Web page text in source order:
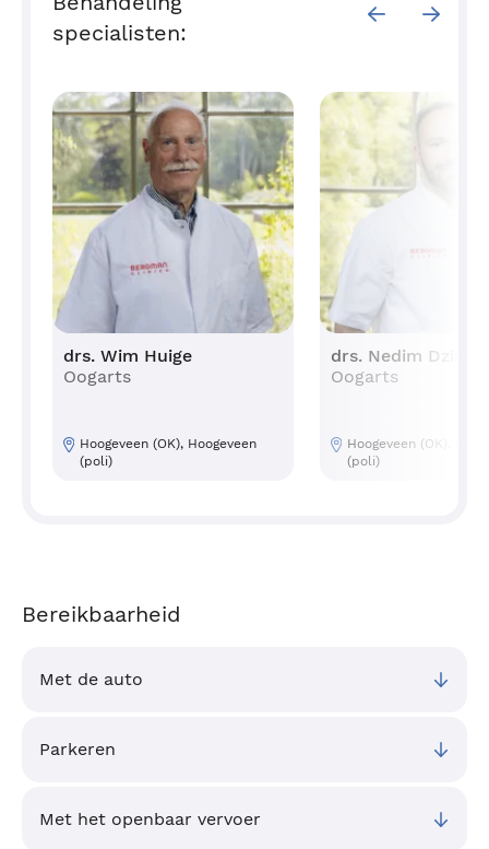
specialisten:
drs. Wim Huige
Oogarts
Hoogeveen (OK), Hoogeveen
(poli)
drs. Nedim Dzino
Oogarts
Hoogeveen (OK),
(poli)
Bereikbaarheid
Met de auto
Parkeren
Met het openbaar vervoer